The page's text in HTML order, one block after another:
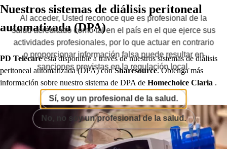
Nuestros sistemas de diálisis peritoneal
automatizada (DPA)
PD Telecareestá disponible a través de nuestros sistemas de diálisis
peritoneal automatizada (DPA) conSharesource. Obtenga más
información sobre nuestro sistema de DPA de Homechoice Claria .
Al acceder, Usted reconoce que es profesional de la
salud acreditado como tal en el país en el que ejerce sus
actividades profesionales, por lo que actuar en contrario
o proporcionar información falsa puede resultar en
sanciones previstas en la regulación local.
Sí, soy un profesional de la salud.
No, no soy un profesional de la salud.